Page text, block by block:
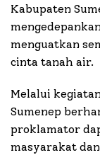
Kabupaten
menguatkan
cinta tanah air.
Melalui
Sumenep
proklamator
masyarakat